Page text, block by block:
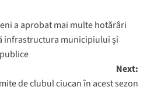
a aprobat mai multe hotărâri
infrastructura municipiului şi
Next:
de clubul ciucan în acest sezon